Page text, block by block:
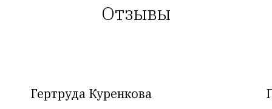
Отзывы
Гертруда Куренкова